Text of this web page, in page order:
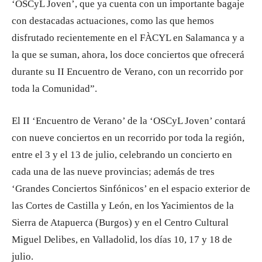
‘OSCyL Joven’, que ya cuenta con un importante bagaje
con destacadas actuaciones, como las que hemos
disfrutado recientemente en el FÀCYL en Salamanca y a
la que se suman, ahora, los doce conciertos que ofrecerá
durante su II Encuentro de Verano, con un recorrido por
toda la Comunidad”.
El II ‘Encuentro de Verano’ de la ‘OSCyL Joven’ contará
con nueve conciertos en un recorrido por toda la región,
entre el 3 y el 13 de julio, celebrando un concierto en
cada una de las nueve provincias; además de tres
‘Grandes Conciertos Sinfónicos’ en el espacio exterior de
las Cortes de Castilla y León, en los Yacimientos de la
Sierra de Atapuerca (Burgos) y en el Centro Cultural
Miguel Delibes, en Valladolid, los días 10, 17 y 18 de
julio.